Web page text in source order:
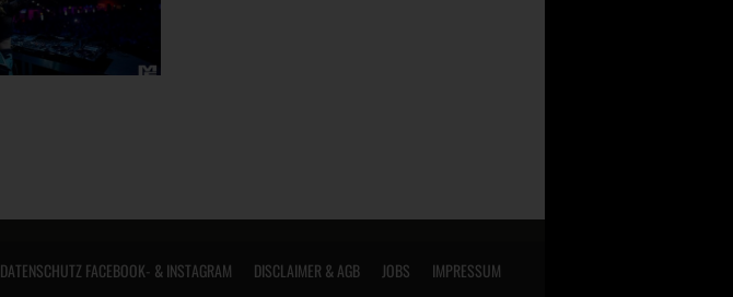
DATENSCHUTZ FACEBOOK- & INSTAGRAM DISCLAIMER & AGB JOBS IMPRESSUM